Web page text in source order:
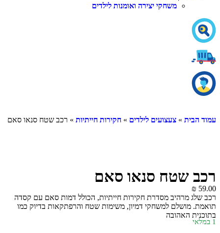
משחקי יצירה ואומנות לילדים
עמוד הבית » צעצועים לילדים » חקירות חייתיות » רכב שטח סנאו סאם
רכב שטח סנאו סאם
₪ 59.00
רכב שלג מרהיב מסדרת חקירות חייתיות, הכולל דמות סאם עם קסדה
תואמת. מושלם למשחקי דמיון, משימות שטח והרפתקאות בדיוק כמו
בתוכנית האהובה
1 במלאי